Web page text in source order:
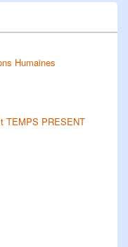
Humaines
TEMPS PRESENT